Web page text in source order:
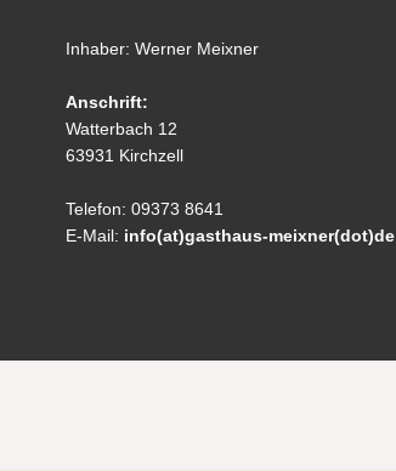
Inhaber: Werner Meixner
Anschrift:
Watterbach 12
63931 Kirchzell
Telefon: 09373 8641
E-Mail: info(at)gasthaus-meixner(dot)de